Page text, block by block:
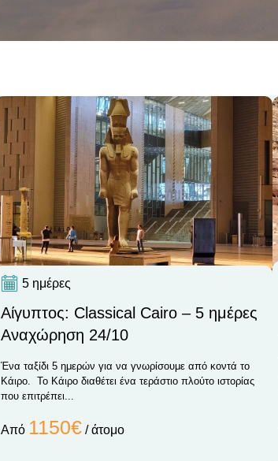
5 ημέρες
Αίγυπτος: Classical Cairo – 5 ημέρες
Αναχώρηση 24/10
Ένα ταξίδι 5 ημερών για να γνωρίσουμε από κοντά το
Κάιρο. Το Κάιρο διαθέτει ένα τεράστιο πλούτο ιστορίας
που επιτρέπει...
Από 1150€/ άτομο